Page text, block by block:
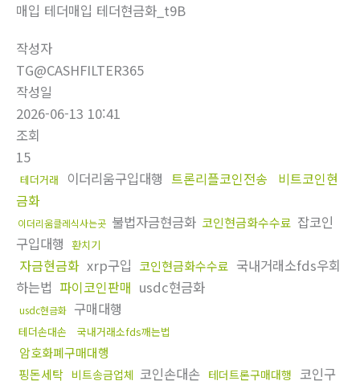
매입 테더매입 테더현금화_t9B
작성자
TG@CASHFILTER365
작성일
2026-06-13 10:41
조회
15
테더거래 이더리움구입대행 트론리플코인전송
비트코인현
금화
이더리움클레식사는곳 불법자금현금화 코인현금화수수료 잡코인
구입대행 환치기
자금현금화 xrp구입 코인현금화수수료 국내거래소fds우회
하는법 파이코인판매 usdc현금화
usdc현금화 구매대행
테더손대손 국내거래소fds깨는법
암호화폐구매대행
핑돈세탁 비트송금업체 코인손대손 테더트론구매대행 코인구